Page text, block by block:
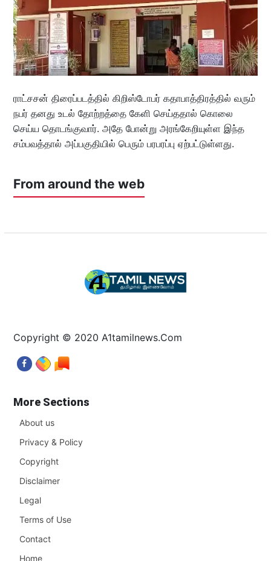
ராட்சசன் திரைப்படத்தில் கிறிஸ்டோபர் கதாபாத்திரத்தில் வரும்
நபர் தனது உடல் தோற்றத்தை கேளி செய்ததால் கொலை
செய்ய தொடங்குவார். அதே போன்று அரங்கேறியுள்ள இந்த
சம்பவத்தால் அப்பகுதியில் பெரும் பரபரப்பு ஏற்பட்டுள்ளது.
From around the web
Copyright © 2020 A1tamilnews.Com
More Sections
About us
Privacy & Policy
Copyright
Disclaimer
Legal
Terms of Use
Contact
Home